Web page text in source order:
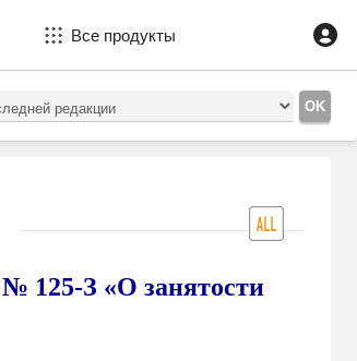
Все продукты
№ 125-З «О занятости